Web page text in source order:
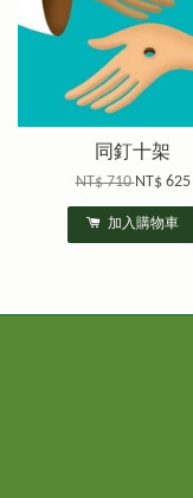
同釘十架
NT$ 710NT$ 625
加入購物車